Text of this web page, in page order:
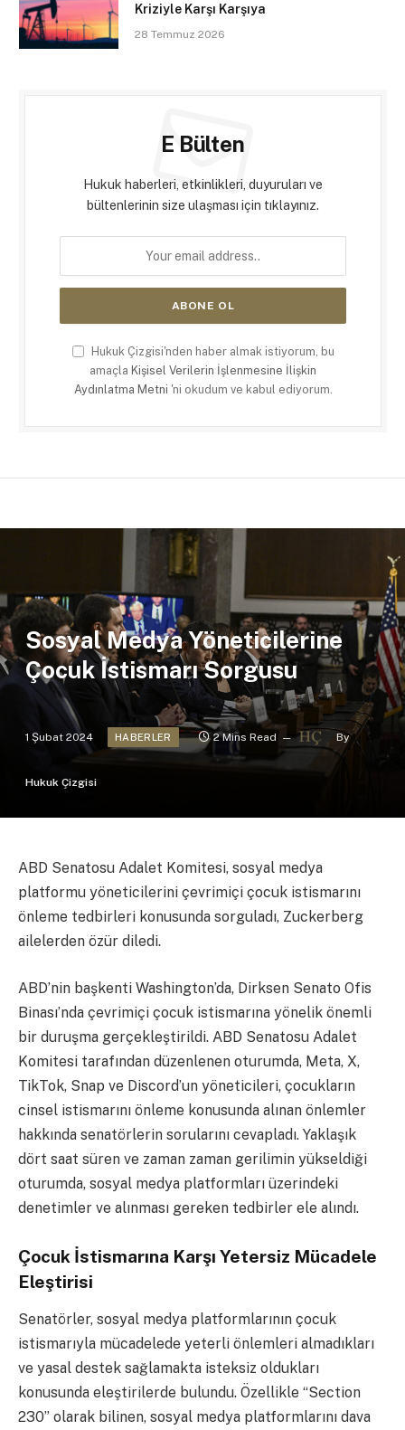
Kriziyle Karşı Karşıya
28 Temmuz 2026
E Bülten
Hukuk haberleri, etkinlikleri, duyuruları ve
bültenlerinin size ulaşması için tıklayınız.
Hukuk Çizgisi'nden haber almak istiyorum, bu
amaçla Kişisel Verilerin İşlenmesine İlişkin
Aydınlatma Metni 'ni okudum ve kabul ediyorum.
Sosyal Medya Yöneticilerine
Çocuk İstismarı Sorgusu
1 Şubat 2024 HABERLER 2 Mins Read By
Hukuk Çizgisi
ABD Senatosu Adalet Komitesi, sosyal medya
platformu yöneticilerini çevrimiçi çocuk istismarını
önleme tedbirleri konusunda sorguladı, Zuckerberg
ailelerden özür diledi.
ABD’nin başkenti Washington’da, Dirksen Senato Ofis
Binası’nda çevrimiçi çocuk istismarına yönelik önemli
bir duruşma gerçekleştirildi. ABD Senatosu Adalet
Komitesi tarafından düzenlenen oturumda, Meta, X,
TikTok, Snap ve Discord’un yöneticileri, çocukların
cinsel istismarını önleme konusunda alınan önlemler
hakkında senatörlerin sorularını cevapladı. Yaklaşık
dört saat süren ve zaman zaman gerilimin yükseldiği
oturumda, sosyal medya platformları üzerindeki
denetimler ve alınması gereken tedbirler ele alındı.
Çocuk İstismarına Karşı Yetersiz Mücadele
Eleştirisi
Senatörler, sosyal medya platformlarının çocuk
istismarıyla mücadelede yeterli önlemleri almadıkları
ve yasal destek sağlamakta isteksiz oldukları
konusunda eleştirilerde bulundu. Özellikle “Section
230” olarak bilinen, sosyal medya platformlarını dava